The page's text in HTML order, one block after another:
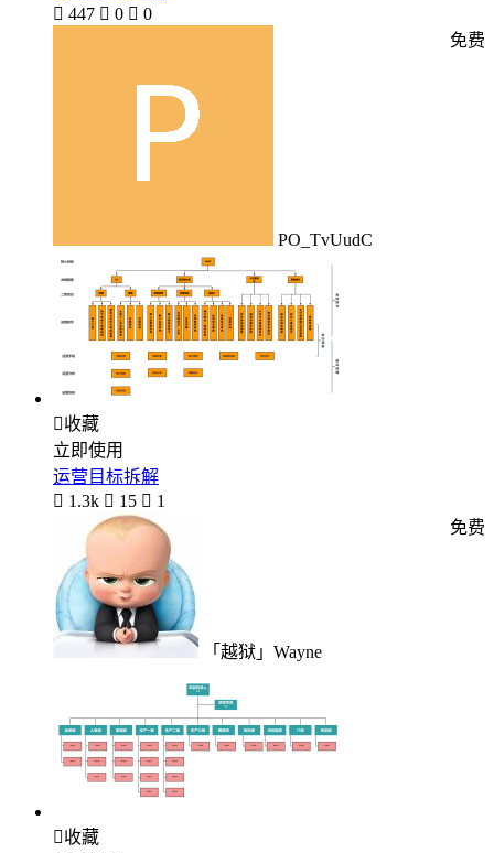
 447  0  0
PO_TvUudC
免费
收藏
立即使用
运营目标拆解
 1.3k  15  1
「越狱」Wayne
免费
收藏